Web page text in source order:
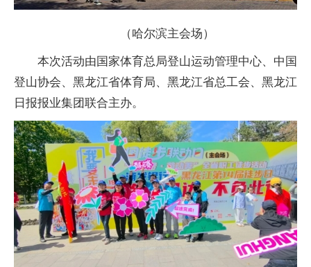
（哈尔滨主会场）
本次活动由国家体育总局登山运动管理中心、中国
登山协会、黑龙江省体育局、黑龙江省总工会、黑龙江
日报报业集团联合主办。